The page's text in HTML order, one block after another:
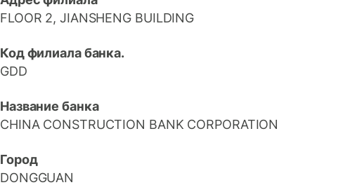
FLOOR 2, JIANSHENG BUILDING
Код филиала банка.
GDD
Название банка
CHINA CONSTRUCTION BANK CORPORATION
Город
DONGGUAN